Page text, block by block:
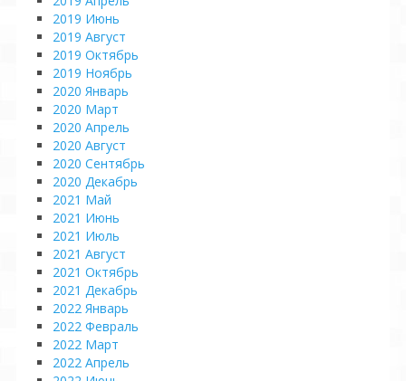
2019 Июнь
2019 Август
2019 Октябрь
2019 Ноябрь
2020 Январь
2020 Март
2020 Апрель
2020 Август
2020 Сентябрь
2020 Декабрь
2021 Май
2021 Июнь
2021 Июль
2021 Август
2021 Октябрь
2021 Декабрь
2022 Январь
2022 Февраль
2022 Март
2022 Апрель